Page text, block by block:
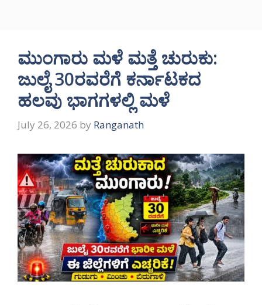
ಮುಂಗಾರು ಮಳೆ ಮತ್ತೆ ಚುರುಕು:
ಜುಲೈ 30ರವರೆಗೆ ಕರ್ನಾಟಕದ
ಹಲವು ಭಾಗಗಳಲ್ಲಿ ಮಳೆ
July 26, 2026 by Ranganath